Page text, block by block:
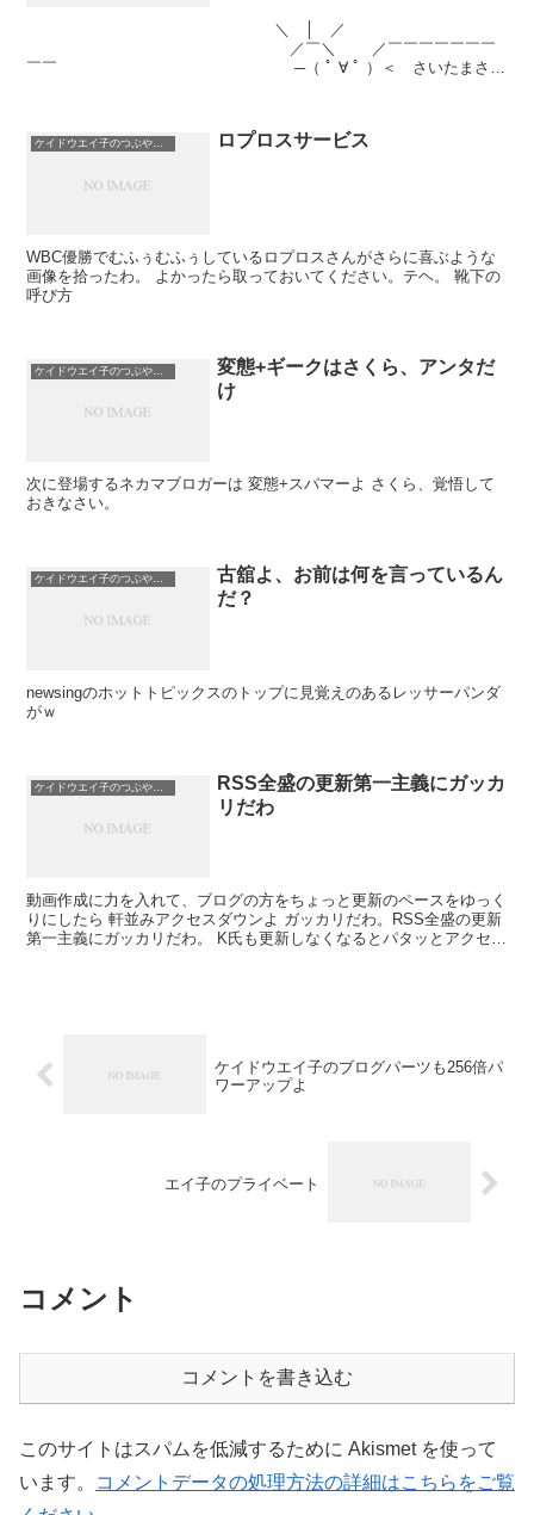
＼ │ ／
／￣＼ ／￣￣￣￣￣￣￣
￣￣ ─（ ﾟ ∀ ﾟ ）＜ さいたまさい
ケイドウエイ子のつぶやき日記 ロプロスサービス
WBC優勝でむふぅむふぅしているロプロスさんがさらに喜ぶような
画像を拾ったわ。 よかったら取っておいてください。テヘ。 靴下の
呼び方
ケイドウエイ子のつぶやき日記
変態+ギークはさくら、アンタだ
け
次に登場するネカマブロガーは 変態+スパマーよ さくら、覚悟して
おきなさい。
ケイドウエイ子のつぶやき日記
古舘よ、お前は何を言っているん
だ？
newsingのホットトピックスのトップに見覚えのあるレッサーパンダ
がｗ
ケイドウエイ子のつぶやき日記
RSS全盛の更新第一主義にガッカ
リだわ
動画作成に力を入れて、ブログの方をちょっと更新のペースをゆっく
りにしたら 軒並みアクセスダウンよ ガッカリだわ。RSS全盛の更新
第一主義にガッカリだわ。 K氏も更新しなくなるとパタッとアクセス
ケイドウエイ子のブログパーツも256倍パ
ワーアップよ
エイ子のプライベート
コメント
コメントを書き込む
このサイトはスパムを低減するために Akismet を使って
います。
コメントデータの処理方法の詳細はこちらをご覧